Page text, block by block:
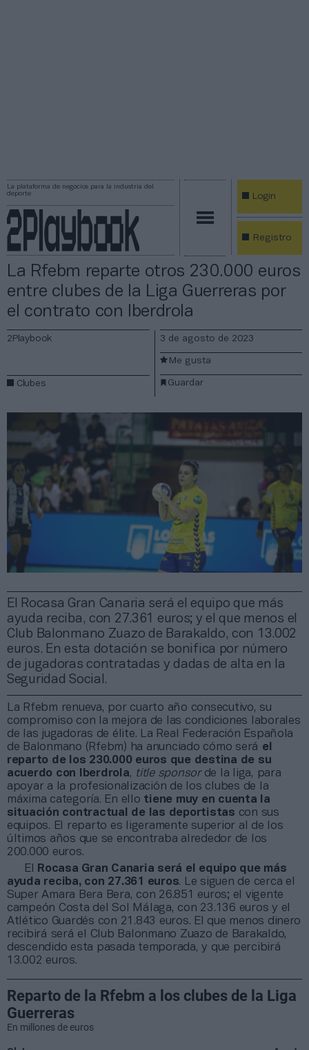
La plataforma de negocios para la industria del
deporte
Login
Registro
La Rfebm reparte otros 230.000 euros
entre clubes de la Liga Guerreras por
el contrato con Iberdrola
El Rocasa Gran Canaria será el equipo que más
ayuda reciba, con 27.361 euros; y el que menos el
Club Balonmano Zuazo de Barakaldo, con 13.002
euros. En esta dotación se bonifica por número
de jugadoras contratadas y dadas de alta en la
Seguridad Social.
2Playbook
Clubes
3 de agosto de 2023
Guardar
Me gusta
La Rfebm renueva, por cuarto año consecutivo, su
compromiso con la mejora de las condiciones laborales
de las jugadoras de élite. La Real Federación Española
de Balonmano (Rfebm) ha anunciado cómo será el
reparto de los 230.000 euros que destina de su
acuerdo con Iberdrola, title sponsorde la liga, para
apoyar a la profesionalización de los clubes de la
máxima categoría. En ello tiene muy en cuenta la
situación contractual de las deportistas con sus
equipos. El reparto es ligeramente superior al de los
últimos años que se encontraba alrededor de los
200.000 euros.
El
Rocasa Gran Canaria será el equipo que más
ayuda reciba, con 27.361 euros. Le siguen de cerca el
Super Amara Bera Bera, con 26.851 euros; el vigente
campeón Costa del Sol Málaga, con 23.136 euros y el
Atlético Guardés con 21.843 euros. El que menos dinero
recibirá será el Club Balonmano Zuazo de Barakaldo,
descendido esta pasada temporada, y que percibirá
13.002 euros.